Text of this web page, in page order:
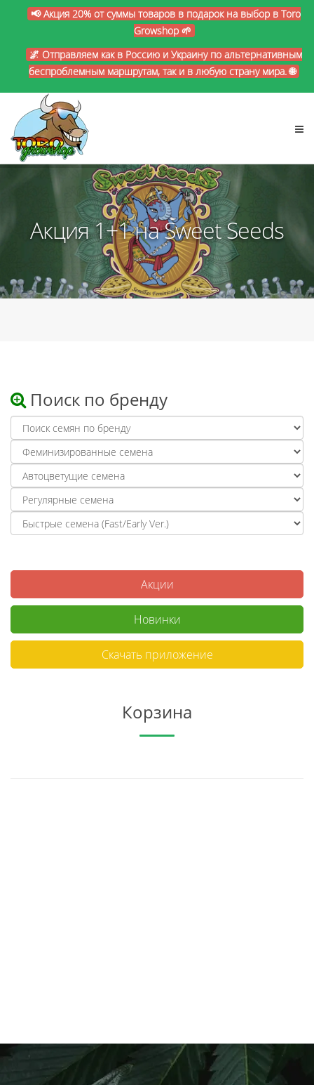
📢 Акция 20% от суммы товаров в подарок на выбор в Toro
Growshop 🌱
🌌 Отправляем как в Россию и Украину по альтернативным
беспроблемным маршрутам, так и в любую страну мира. 🌐
Акция 1+1 на Sweet Seeds
Поиск по бренду
Акции
Новинки
Скачать приложение
Корзина